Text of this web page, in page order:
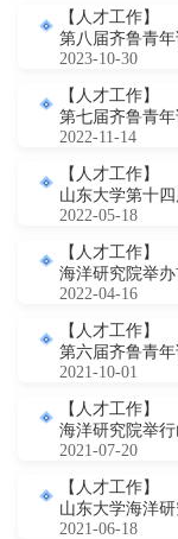
【人才工作】
第八届齐鲁青
2023-10-30
【人才工作】
第七届齐鲁青
2022-11-14
【人才工作】
山东大学第十
2022-05-18
【人才工作】
海洋研究院举
2022-04-16
【人才工作】
第六届齐鲁青
2021-10-01
【人才工作】
海洋研究院举
2021-07-20
【人才工作】
山东大学海洋
2021-06-18